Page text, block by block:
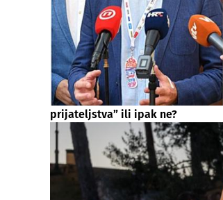
prijateljstva” ili ipak ne?